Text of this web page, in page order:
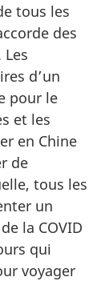
tous les
des
d’un
pour le
et les
en Chine
de
tous les
un
la COVID
qui
voyager